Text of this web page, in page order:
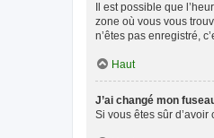
Il est possible que
zone où vous vous
n’êtes pas enregistré,
Haut
J’ai changé mon
Si vous êtes sûr